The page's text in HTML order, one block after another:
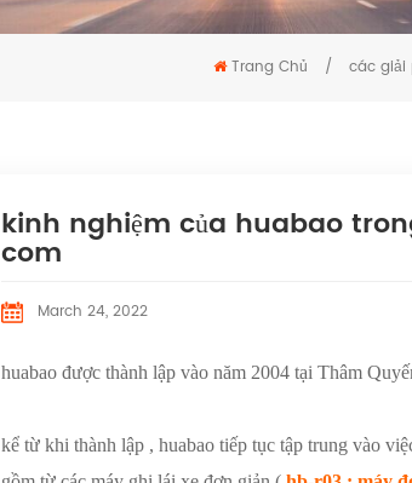
Trang Chủ / các giải
kinh nghiệm của huabao
com
March 24, 2022
huabao được thành lập vào năm 2004 tại Thâm
kể từ khi thành lập , huabao tiếp tục tập trung vào